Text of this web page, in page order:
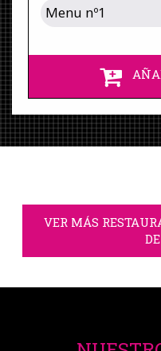
VER MÁS